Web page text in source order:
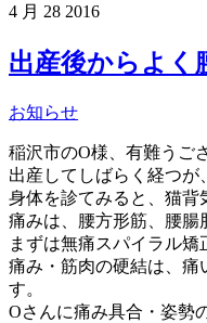
4 月 28 2016
出産後からよく
お知らせ
稲沢市のO様、有難うご
出産してしばらく経つが
身体を診てみると、猫背
痛みは、腰方形筋、腰腸
まずは無痛スパイラル
痛み・筋肉の硬結は、痛
す。
Oさんに痛み具合・姿勢